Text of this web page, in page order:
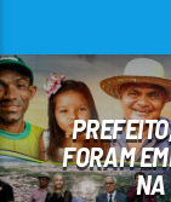
FORAM
NA